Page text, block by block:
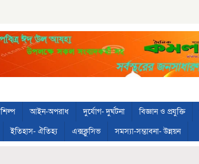
শিল্প আইন-অপরাধ দুর্যোগ- দুর্ঘটনা বিজ্ঞান ও প্রযুক্তি
ইতিহাস- ঐতিহ্য এক্সক্লুসিভ সমস্যা-সম্ভাবনা- উন্নয়ন